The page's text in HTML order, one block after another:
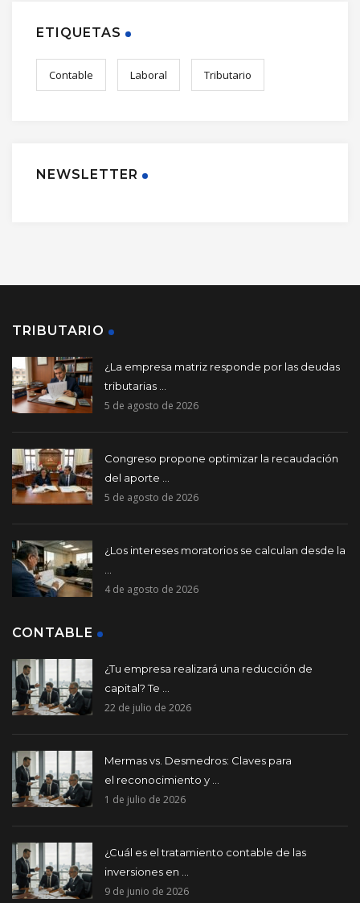
ETIQUETAS
Contable Laboral Tributario
NEWSLETTER
TRIBUTARIO
¿La empresa matriz responde por las deudas
tributarias ...
5 de agosto de 2026
Congreso propone optimizar la recaudación
del aporte ...
5 de agosto de 2026
¿Los intereses moratorios se calculan desde la
4 de agosto de 2026
CONTABLE
¿Tu empresa realizará una reducción de
capital? Te ...
22 de julio de 2026
Mermas vs. Desmedros: Claves para
el reconocimiento y ...
1 de julio de 2026
¿Cuál es el tratamiento contable de las
inversiones en ...
9 de junio de 2026